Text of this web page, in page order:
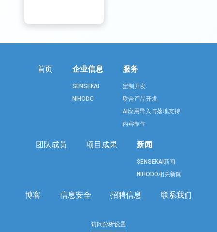
首页 企业信息
SENSEKAI
NIHODO
服务
定制开发
联合产品开发
AI应用导入与落地支持
内容制作
团队成员 项目成果 新闻
SENSEKAI新闻
NIHODO相关新闻
博客 信息安全 招聘信息 联系我们
访问分析设置